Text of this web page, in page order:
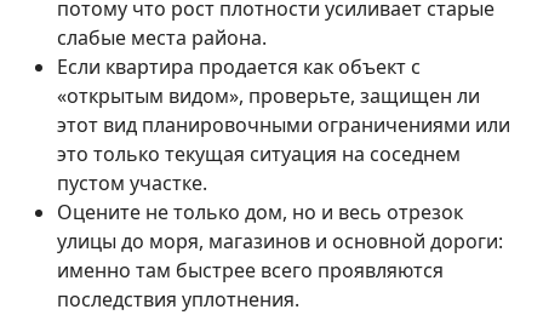
потому что рост плотности усиливает старые
слабые места района.
Если квартира продается как объект с
«открытым видом», проверьте, защищен ли
этот вид планировочными ограничениями или
это только текущая ситуация на соседнем
пустом участке.
Оцените не только дом, но и весь отрезок
улицы до моря, магазинов и основной дороги:
именно там быстрее всего проявляются
последствия уплотнения.